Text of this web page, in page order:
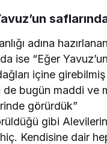
adına
ise “Eğer
içine
de bugün maddi ve
görürdük”
gibi
Kendisine dair